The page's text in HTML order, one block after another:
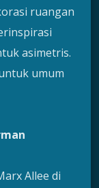
ruangan
asimetris.
umum
Allee di